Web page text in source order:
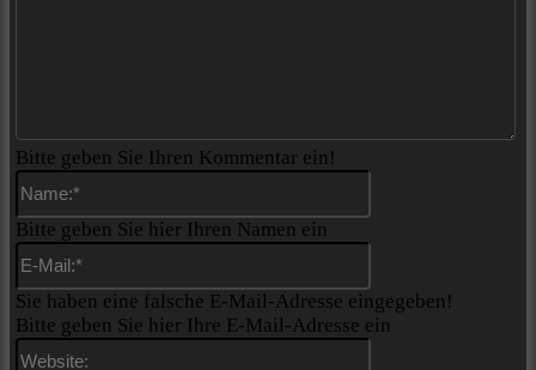
Bitte geben Sie Ihren Kommentar ein!
Bitte geben Sie hier Ihren Namen ein
Sie haben eine falsche E-Mail-Adresse eingegeben!
Bitte geben Sie hier Ihre E-Mail-Adresse ein